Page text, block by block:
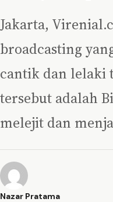
Jakarta,
broadcasting
cantik dan lelaki
tersebut adalah
melejit dan
Nazar Pratama